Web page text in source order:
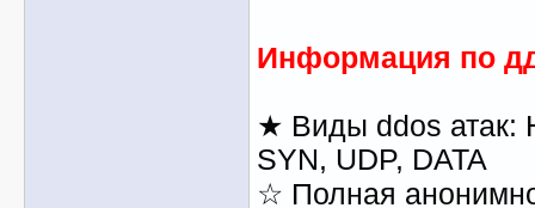
Информация по
★ Виды ddos атак:
SYN, UDP, DATA
☆ Полная